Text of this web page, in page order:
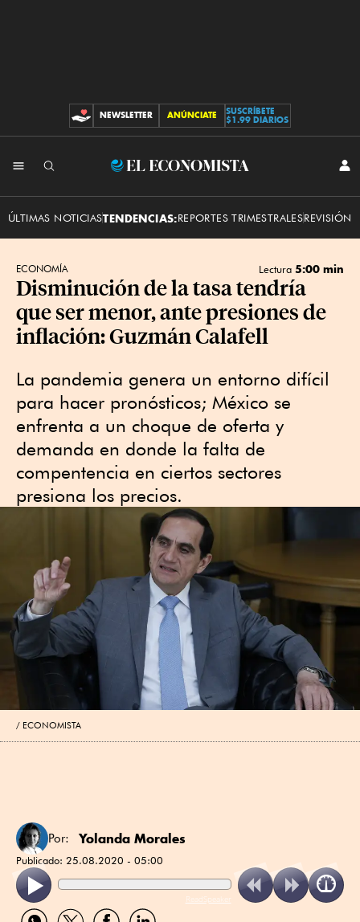
CONTRIBUCIONES
NEWSLETTER ANÚNCIATE
SUSCRÍBETE
$1.99 DIARIOS
El
ÚLTIMAS NOTICIASTENDENCIAS:REPORTES TRIMESTRALESREVISIÓN
ECONOMÍA Lectura 5:00 min
Disminución de la tasa tendría
que ser menor, ante presiones de
inflación: Guzmán Calafell
La pandemia genera un entorno difícil
para hacer pronósticos; México se
enfrenta a un choque de oferta y
demanda en donde la falta de
compentencia en ciertos sectores
presiona los precios.
ECONOMISTA
Por: Yolanda Morales
Publicado: 25.08.2020 - 05:00
ReadSpeaker
CompartirCompartirCompartirCompartir